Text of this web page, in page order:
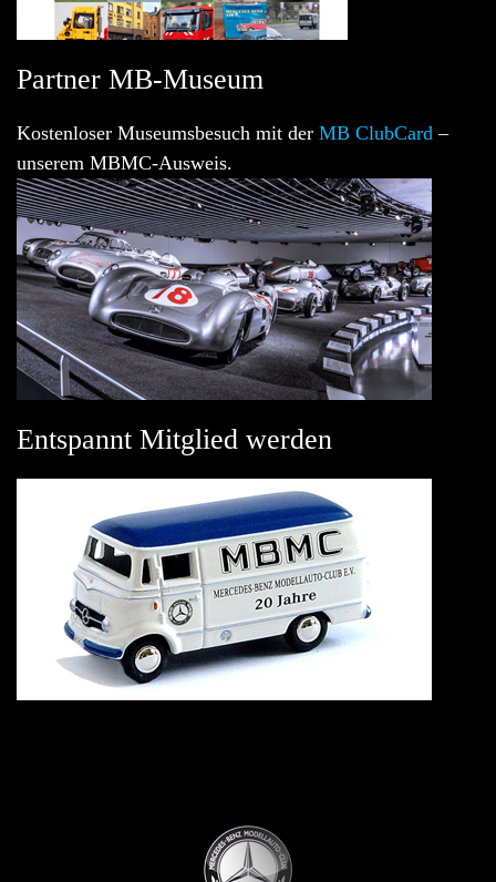
Partner MB-Museum
Kostenloser Museumsbesuch mit der MB ClubCard –
unserem MBMC-Ausweis.
Entspannt Mitglied werden